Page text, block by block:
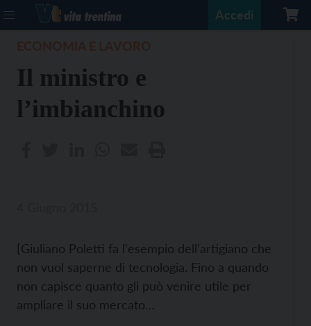
Accedi
Il ministro e
l’imbianchino
[Giuliano Poletti fa l'esempio dell'artigiano che
non vuol saperne di tecnologia. Fino a quando
non capisce quanto gli può venire utile per
ampliare il suo mercato…